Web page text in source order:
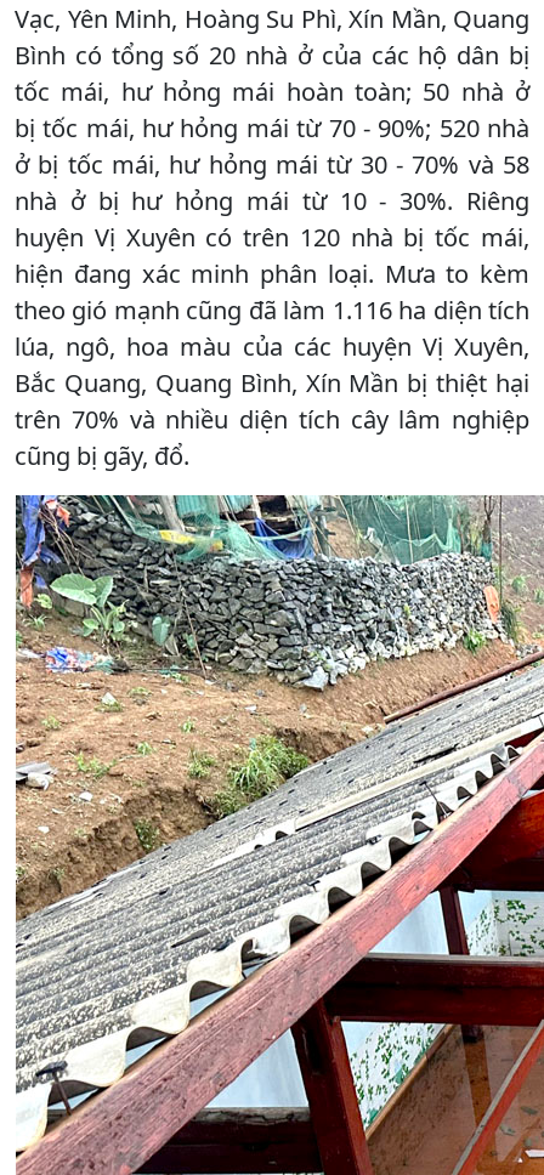
Vạc, Yên Minh, Hoàng Su Phì, Xín Mần, Quang
Bình có tổng số 20 nhà ở của các hộ dân bị
tốc mái, hư hỏng mái hoàn toàn; 50 nhà ở
bị tốc mái, hư hỏng mái từ 70 - 90%; 520 nhà
ở bị tốc mái, hư hỏng mái từ 30 - 70% và 58
nhà ở bị hư hỏng mái từ 10 - 30%. Riêng
huyện Vị Xuyên có trên 120 nhà bị tốc mái,
hiện đang xác minh phân loại. Mưa to kèm
theo gió mạnh cũng đã làm 1.116 ha diện tích
lúa, ngô, hoa màu của các huyện Vị Xuyên,
Bắc Quang, Quang Bình, Xín Mần bị thiệt hại
trên 70% và nhiều diện tích cây lâm nghiệp
cũng bị gãy, đổ.